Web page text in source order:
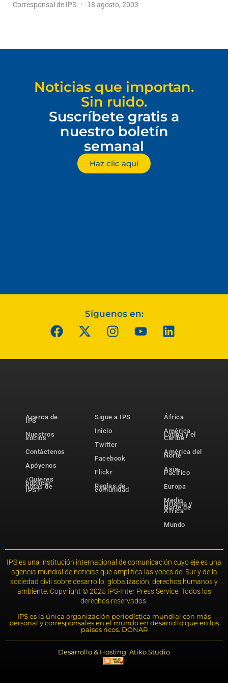
Corresponsal de IPS 18 agosto, 2003
Noticias que importan.
Sin ruido.
Suscríbete gratis a
nuestro boletín
semanal
Haz clic aquí
Síguenos en:
Acerca de
IPS
Nuestros
socios
Contáctenos
Apóyenos
¿Quieres
publicar
notas de
IPS?
Sigue a IPS
Inicio
Twitter
Facebook
Flickr
Reglas de
comunidad
África
América
Latina y el
Caribe
América del
Norte
Asia-
Pacífico
Europa
Medio
Oriente y
Norte de
África
Mundo
IPS es una institución internacional de comunicación cuyo eje es una
agencia mundial de noticias que amplifica las voces del Sur y de la
sociedad civil sobre desarrollo, globalización, derechos humanos y
ambiente. Copyright © 2025 IPS-Inter Press Service. Todos los
derechos reservados.
IPS es la única organización periodística mundial con más
personal y corresponsales en el mundo en desarrollo que en los
países ricos. DONAR
Desarrollo & Hosting: Atiko.Studio